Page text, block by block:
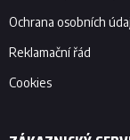
Ochrana osobních
Reklamační řád
Cookies